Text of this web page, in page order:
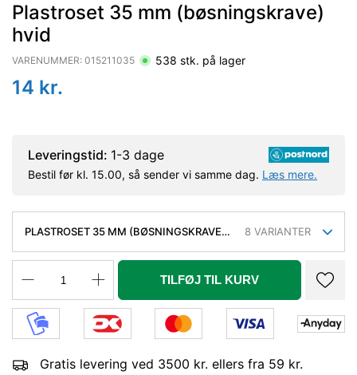
Plastroset 35 mm (bøsningskrave)
hvid
VARENUMMER: 015211035 538 stk. på lager
14 kr.
Leveringstid: 1-3 dage
Bestil før kl. 15.00, så sender vi samme dag. Læs mere.
PLASTROSET 35 MM (BØSNINGSKRAVE)
8 VARIANTER
TILFØJ TIL KURV
Gratis levering ved 3500 kr. ellers fra 59 kr.